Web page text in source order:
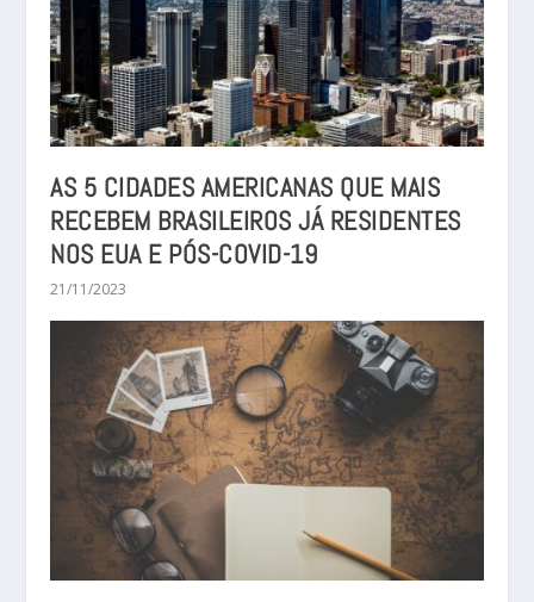
AS 5 CIDADES AMERICANAS QUE MAIS
RECEBEM BRASILEIROS JÁ RESIDENTES
NOS EUA E PÓS-COVID-19
21/11/2023